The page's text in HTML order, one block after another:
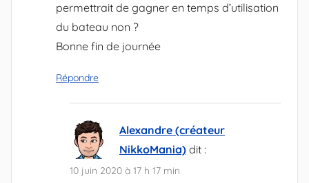
permettrait de gagner en temps d’utilisation
du bateau non ?
Bonne fin de journée
Répondre
Alexandre (créateur
NikkoMania) dit :
10 juin 2020 à 17 h 17 min